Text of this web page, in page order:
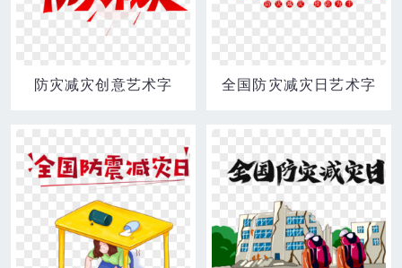
防灾减灾创意艺术字 全国防灾减灾日艺术字